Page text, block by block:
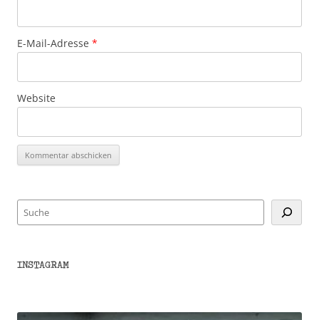
E-Mail-Adresse *
Website
Suchen
INSTAGRAM